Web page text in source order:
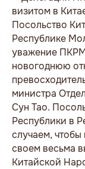
Посольство
Республике
уважение ПКРМ
новогоднюю
министра
Сун Тао.
Республики в
случаем,
своем весьма
Китайской